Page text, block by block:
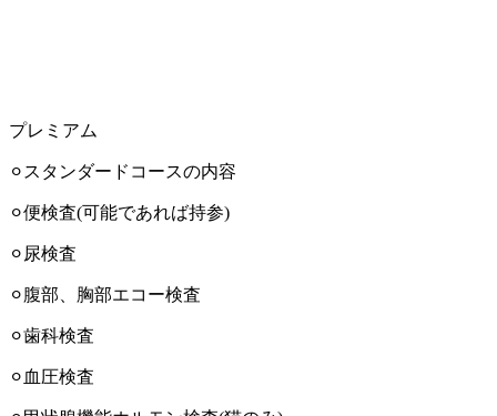
プレミアム
⚪︎スタンダードコースの内容
⚪︎便検査(可能であれば持参)
⚪︎尿検査
⚪︎腹部、胸部エコー検査
⚪︎歯科検査
⚪︎血圧検査